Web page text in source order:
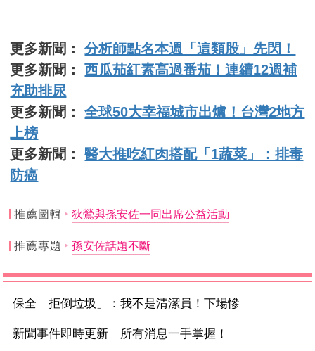
更多新聞：分析師點名本週「這類股」先閃！
更多新聞：西瓜茄紅素高過番茄！連續12週補
充助排尿
更多新聞：全球50大幸福城市出爐！台灣2地方
上榜
更多新聞：醫大推吃紅肉搭配「1蔬菜」：排毒
防癌
推薦圖輯 狄鶯與孫安佐一同出席公益活動
推薦專題 孫安佐話題不斷
保全「拒倒垃圾」：我不是清潔員！下場慘
新聞事件即時更新 所有消息一手掌握！